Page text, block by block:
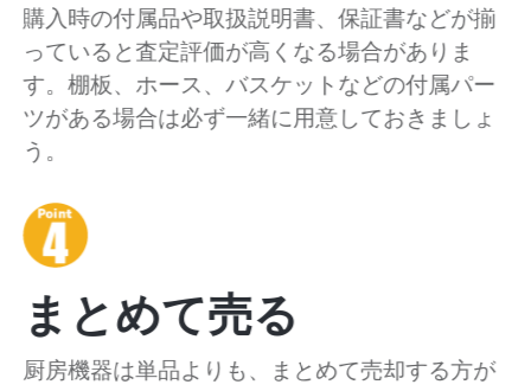
購入時の付属品や取扱説明書、保証書などが揃
っていると査定評価が高くなる場合がありま
す。棚板、ホース、バスケットなどの付属パー
ツがある場合は必ず一緒に用意しておきましょ
う。
まとめて売る
厨房機器は単品よりも、まとめて売却する方が